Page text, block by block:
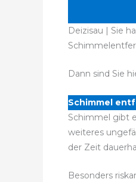
Deizisau | Sie
Dann sind Sie
Schimmel
Schimmel gibt
weiteres
der Zeit
Besonders